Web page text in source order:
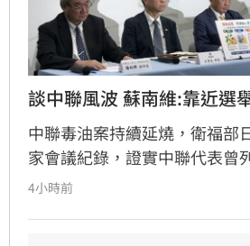
談中聯風波 蘇南維:靠近選
中聯毒油案持續延燒，衛福部
家會議紀錄，證實中聯代表曾
疑，與會的台大教授蘇南維還
4小時前